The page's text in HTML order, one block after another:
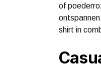
of
shirt in